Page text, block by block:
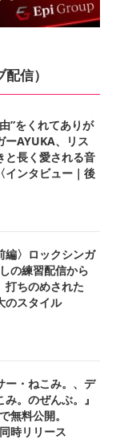
信）
”をくれてありが
ーAYUKA、リス
と長く愛される音
インタビュー｜後
編〉ロックシンガ
の練習配信から
打ちのめされた
のスタイル
ー・ねこみ。、デ
。のぜんぶ。』
無料公開。
時リリース